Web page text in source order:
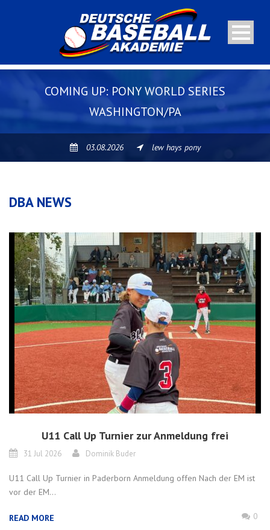
COMING UP: PONY WORLD SERIES
WASHINGTON/PA
03.08.2026 lew hays pony
DBA NEWS
U11 Call Up Turnier zur Anmeldung frei
31 Jul 2026 Dominik Buder
U11 Call Up Turnier in Paderborn Anmeldung offen Nach der EM ist
vor der EM...
READ MORE 0